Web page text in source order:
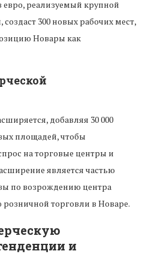
реализуемый крупной
300 новых рабочих мест,
Новары как
добавляя 30 000
площадей, чтобы
на торговые центры и
является частью
по возрождению центра
торговли в Новаре.
и